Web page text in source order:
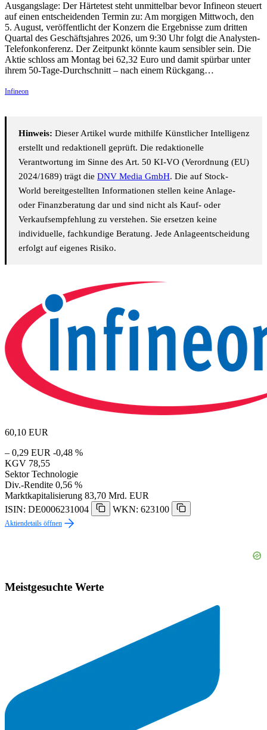
Ausgangslage: Der Härtetest steht unmittelbar bevor Infineon steuert
auf einen entscheidenden Termin zu: Am morgigen Mittwoch, den
5. August, veröffentlicht der Konzern die Ergebnisse zum dritten
Quartal des Geschäftsjahres 2026, um 9:30 Uhr folgt die Analysten-
Telefonkonferenz. Der Zeitpunkt könnte kaum sensibler sein. Die
Aktie schloss am Montag bei 62,32 Euro und damit spürbar unter
ihrem 50-Tage-Durchschnitt – nach einem Rückgang…
Infineon
Hinweis: Dieser Artikel wurde mithilfe Künstlicher Intelligenz
erstellt und redaktionell geprüft. Die redaktionelle
Verantwortung im Sinne des Art. 50 KI-VO (Verordnung (EU)
2024/1689) trägt die DNV Media GmbH. Die auf Stock-
World bereitgestellten Informationen stellen keine Anlage-
oder Finanzberatung dar und sind nicht als Kauf- oder
Verkaufsempfehlung zu verstehen. Sie ersetzen keine
individuelle, fachkundige Beratung. Jede Anlageentscheidung
erfolgt auf eigenes Risiko.
60,10 EUR
– 0,29 EUR -0,48 %
KGV 78,55
Sektor Technologie
Div.-Rendite 0,56 %
Marktkapitalisierung 83,70 Mrd. EUR
ISIN: DE0006231004
WKN: 623100
Aktiendetails öffnen
Meistgesuchte Werte